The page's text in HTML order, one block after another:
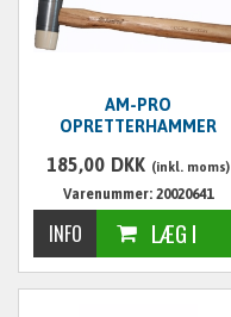
AM-PRO
OPRETTERHAMMER
185,00 DKK (inkl. moms)
Varenummer: 20020641